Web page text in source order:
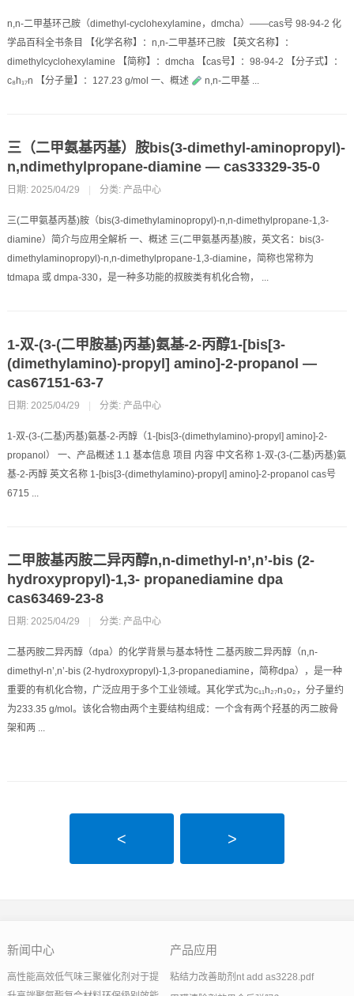
n,n-二甲基环己胺（dimethyl-cyclohexylamine，dmcha）——cas号 98-94-2 化
学品百科全书条目 【化学名称】：n,n-二甲基环己胺 【英文名称】：
dimethylcyclohexylamine 【简称】：dmcha 【cas号】：98-94-2 【分子式】：
c₈h₁₇n 【分子量】：127.23 g/mol 一、概述
n,n-二甲基 ...
三（二甲氨基丙基）胺bis(3-dimethyl-aminopropyl)-
n,ndimethylpropane-diamine — cas33329-35-0
日期: 2025/04/29 分类: 产品中心
三(二甲氨基丙基)胺（bis(3-dimethylaminopropyl)-n,n-dimethylpropane-1,3-
diamine）简介与应用全解析 一、概述 三(二甲氨基丙基)胺，英文名：bis(3-
dimethylaminopropyl)-n,n-dimethylpropane-1,3-diamine，简称也常称为
tdmapa 或 dmpa-330，是一种多功能的叔胺类有机化合物， ...
1-双-(3-(二甲胺基)丙基)氨基-2-丙醇1-[bis[3-
(dimethylamino)-propyl] amino]-2-propanol —
cas67151-63-7
日期: 2025/04/29 分类: 产品中心
1-双-(3-(二基)丙基)氨基-2-丙醇（1-[bis[3-(dimethylamino)-propyl] amino]-2-
propanol） 一、产品概述 1.1 基本信息 项目 内容 中文名称 1-双-(3-(二基)丙基)氨
基-2-丙醇 英文名称 1-[bis[3-(dimethylamino)-propyl] amino]-2-propanol cas号
6715 ...
二甲胺基丙胺二异丙醇n,n-dimethyl-n’,n’-bis (2-
hydroxypropyl)-1,3- propanediamine dpa
cas63469-23-8
日期: 2025/04/29 分类: 产品中心
二基丙胺二异丙醇（dpa）的化学背景与基本特性 二基丙胺二异丙醇（n,n-
dimethyl-n’,n’-bis (2-hydroxypropyl)-1,3-propanediamine，简称dpa），是一种
重要的有机化合物，广泛应用于多个工业领域。其化学式为c₁₁h₂₇n₃o₂，分子量约
为233.35 g/mol。该化合物由两个主要结构组成：一个含有两个羟基的丙二胺骨
架和两 ...
< >
新闻中心
高性能高效低气味三聚催化剂对于提
产品应用
粘结力改善助剂nt add as3228.pdf